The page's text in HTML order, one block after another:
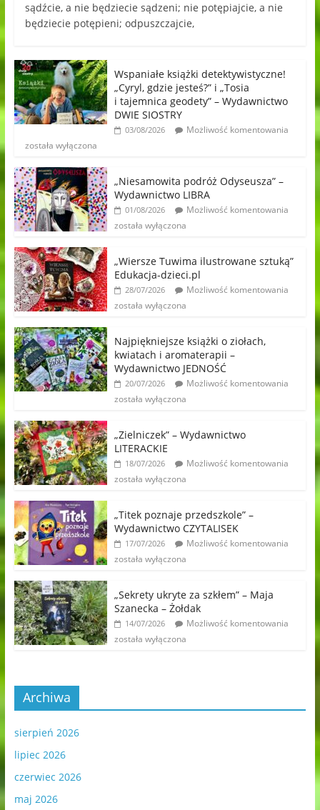
sądźcie, a nie będziecie sądzeni; nie potępiajcie, a nie
będziecie potępieni; odpuszczajcie,
Wspaniałe książki detektywistyczne!
„Cyryl, gdzie jesteś?” i „Tosia
i tajemnica geodety” – Wydawnictwo
DWIE SIOSTRY
03/08/2026
Możliwość komentowania
została wyłączona
„Niesamowita podróż Odyseusza” –
Wydawnictwo LIBRA
01/08/2026
Możliwość komentowania
została wyłączona
„Wiersze Tuwima ilustrowane sztuką”
Edukacja-dzieci.pl
28/07/2026
Możliwość komentowania
została wyłączona
Najpiękniejsze książki o ziołach,
kwiatach i aromaterapii –
Wydawnictwo JEDNOŚĆ
20/07/2026
Możliwość komentowania
została wyłączona
„Zielniczek” – Wydawnictwo
LITERACKIE
18/07/2026
Możliwość komentowania
została wyłączona
„Titek poznaje przedszkole” –
Wydawnictwo CZYTALISEK
17/07/2026
Możliwość komentowania
została wyłączona
„Sekrety ukryte za szkłem” – Maja
Szanecka – Żołdak
14/07/2026
Możliwość komentowania
została wyłączona
Archiwa
sierpień 2026
lipiec 2026
czerwiec 2026
maj 2026